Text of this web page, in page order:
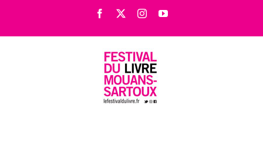
contenu
Facebook InstagramYouTube